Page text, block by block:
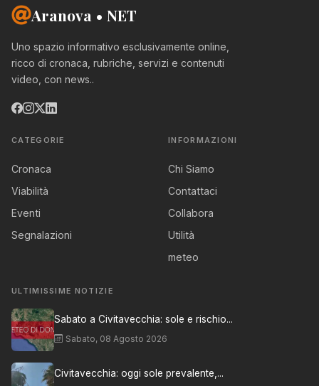
Aranova • NET
Uno spazio informativo esclusivamente online,
ricco di cronaca, rubriche, servizi e contenuti
video, con news..
CATEGORIE
Cronaca
Viabilità
Eventi
Segnalazioni
INFORMAZIONI
Chi Siamo
Contattaci
Collabora
Utilità
meteo
ULTIMISSIME NOTIZIE
Sabato a Civitavecchia: sole e rischio...
Sabato, 08 Agosto 2026
Civitavecchia: oggi sole prevalente,...